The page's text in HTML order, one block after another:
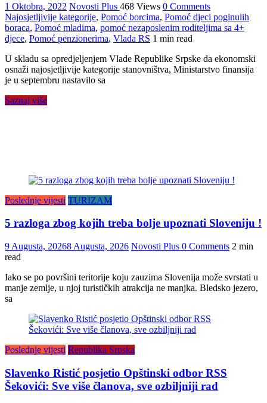
1 Oktobra, 2022 Novosti Plus 468 Views 0 Comments
Najosjetljivije kategorije, Pomoć borcima, Pomoć djeci poginulih
boraca, Pomoć mladima, pomoć nezaposlenim roditeljima sa 4+
djece, Pomoć penzionerima, Vlada RS 1 min read
U skladu sa opredjeljenjem Vlade Republike Srpske da ekonomski
osnaži najosjetljivije kategorije stanovništva, Ministarstvo finansija
je u septembru nastavilo sa
Saznaj više
Poslednje vijesti TURIZAM
5 razloga zbog kojih treba bolje upoznati Sloveniju !
9 Augusta, 20268 Augusta, 2026 Novosti Plus 0 Comments 2 min
read
Iako se po površini teritorije koju zauzima Slovenija može svrstati u
manje zemlje, u njoj turističkih atrakcija ne manjka. Bledsko jezero,
sa
Poslednje vijesti Republika Srpska
Slavenko Ristić posjetio Opštinski odbor RSS
Šekovići: Sve više članova, sve ozbiljniji rad